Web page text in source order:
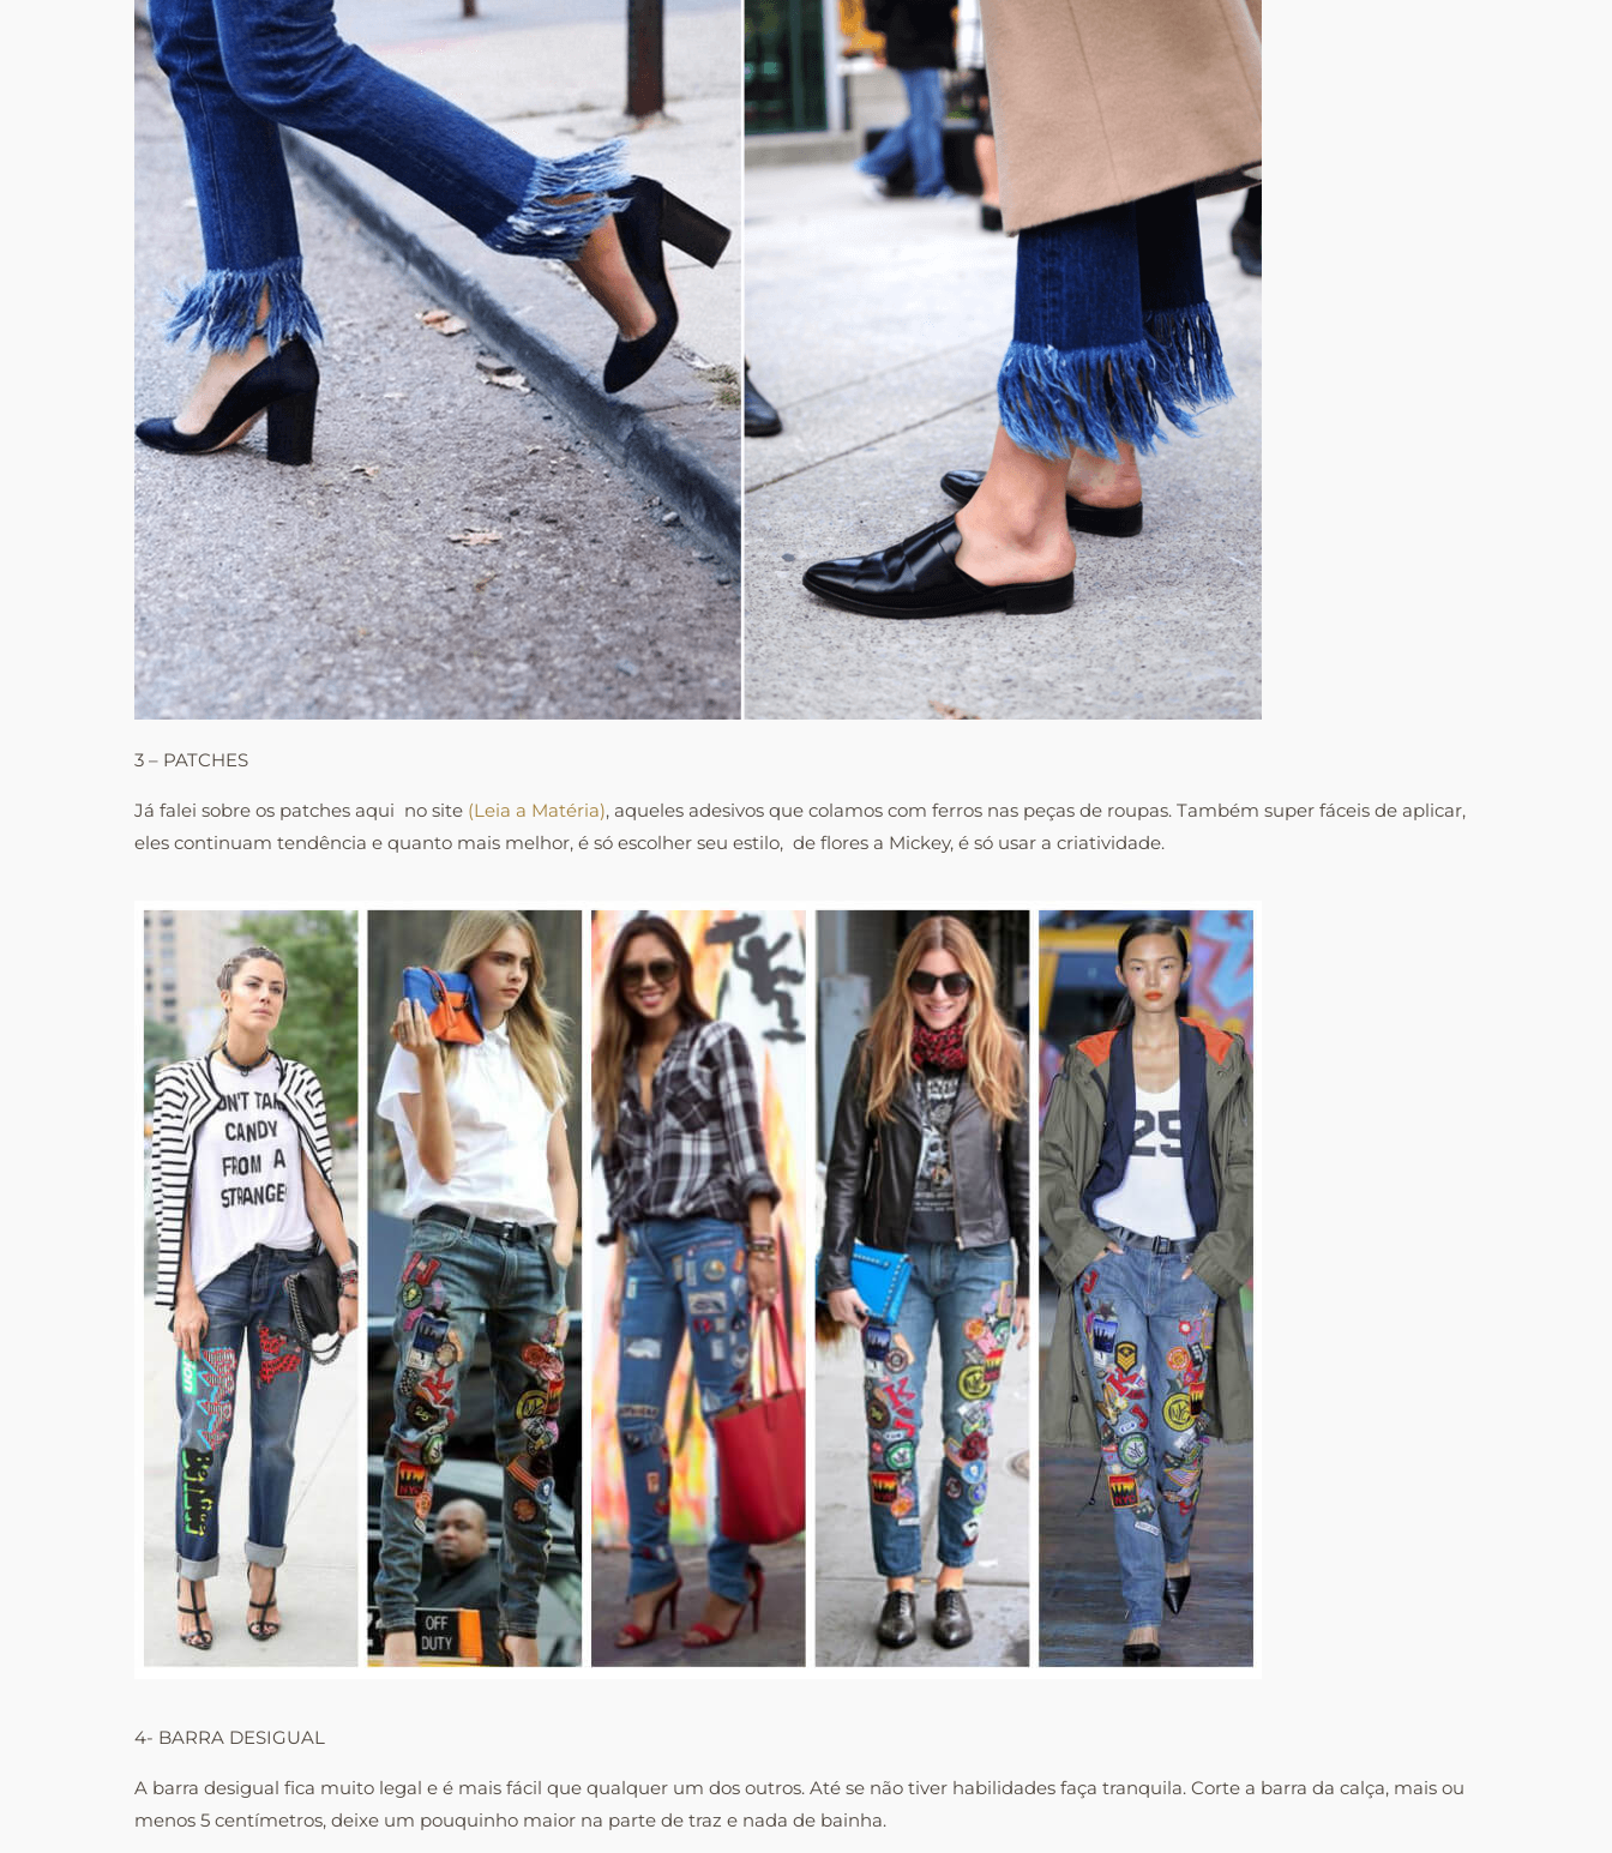
3 – PATCHES
Já falei sobre os patches aqui no site (Leia a Matéria), aqueles adesivos que colamos com ferros nas peças de roupas. Também super fáceis de aplicar,
eles continuam tendência e quanto mais melhor, é só escolher seu estilo, de flores a Mickey, é só usar a criatividade.
4- BARRA DESIGUAL
A barra desigual fica muito legal e é mais fácil que qualquer um dos outros. Até se não tiver habilidades faça tranquila. Corte a barra da calça, mais ou
menos 5 centímetros, deixe um pouquinho maior na parte de traz e nada de bainha.